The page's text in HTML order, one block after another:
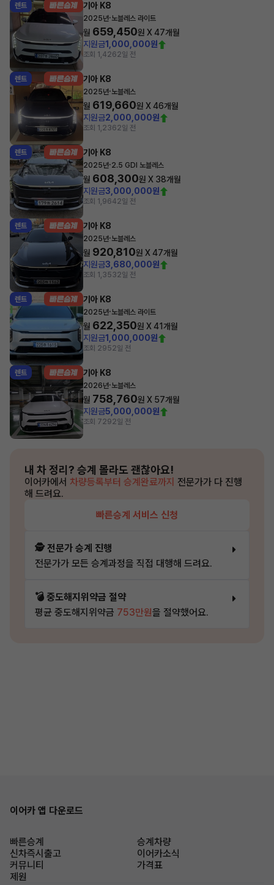
렌트 기아 K8
2025년·노블레스 라이트
월 659,450원 X47개월
지원금1,000,000원
조회 1,4262일 전
렌트 기아 K8
2025년·노블레스
월 619,660원 X46개월
지원금2,000,000원
조회 1,2362일 전
렌트 기아 K8
2025년·2.5 GDI 노블레스
월 608,300원 X 38개월
지원금3,000,000원
조회 1,9642일 전
렌트 기아 K8
2025년·노블레스
월 920,810원 X47개월
지원금3,680,000원
조회 1,3532일 전
렌트 기아 K8
2025년·노블레스 라이트
월 622,350원 X41개월
지원금1,000,000원
조회 2952일 전
렌트 기아 K8
2026년·노블레스
월 758,760원 X 57개월
지원금5,000,000원
조회 7292일 전
내 차 정리? 승계 몰라도 괜찮아요!
이어카에서 차량등록부터 승계완료까지 전문가가 다 진행
해 드려요.
빠른승계 서비스 신청
🕵️ 전문가 승계 진행
전문가가 모든 승계과정을 직접 대행해 드려요.
💣 중도해지위약금 절약
평균 중도해지위약금 753만원을 절약했어요.
이어카 앱 다운로드
빠른승계
승계차량
신차즉시출고
이어카소식
커뮤니티
가격표
제원